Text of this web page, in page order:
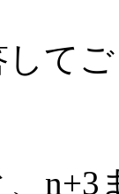
て
n+3